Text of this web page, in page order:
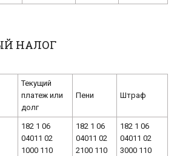
НАЛОГ
Текущий
платеж или
долг
Пени Штраф
182 1 06
04011 02
1000 110
182 1 06
04011 02
2100 110
182 1 06
04011 02
3000 110